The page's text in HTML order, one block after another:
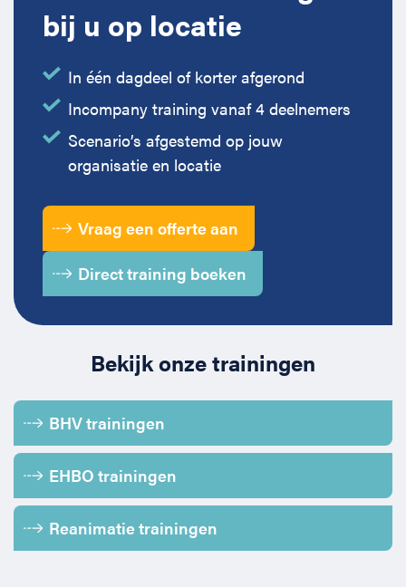
Horeca
Onderwijs
BHV voor retail en winkels
BHV voor de Horeca
BHV voor Primair Onderwijs
BHV voor Voortgezet Onderwijs
EHBO voor (para-)medici
EHBO voor de Kraamzorg
EHBO voor Sportclubs
Reanimatie en AED voor (para-) medici
Over Ons
Nieuws
Levensreddend handelen voor iedereen
Werken bij Schok & Pomp
Contact
Klantenservice veelgestelde vragen
Zakelijk veelgestelde vragen
Offerte aanvragen
Direct boeken
Inloggen
Incompany offerte
Inloggen
bij u op locatie
In één dagdeel of korter afgerond
Incompany training vanaf 4 deelnemers
Scenario’s afgestemd op jouw
organisatie en locatie
Vraag een offerte aan
Direct training boeken
Bekijk onze trainingen
BHV trainingen
EHBO trainingen
Reanimatie trainingen